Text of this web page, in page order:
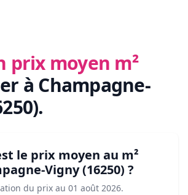
prix moyen m²
à Champagne-
.
le prix moyen au m²
Vigny (16250) ?
du prix au 01 août 2026.